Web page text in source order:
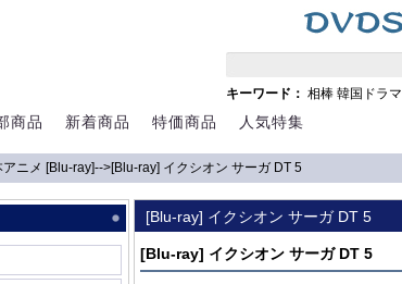
キーワード： 相棒 韓国ドラマ
商品 新着商品 特価商品 人気特集
アニメ [Blu-ray]-->[Blu-ray] イクシオン サーガ DT 5
[Blu-ray] イクシオン サーガ DT 5
[Blu-ray] イクシオン サーガ DT 5